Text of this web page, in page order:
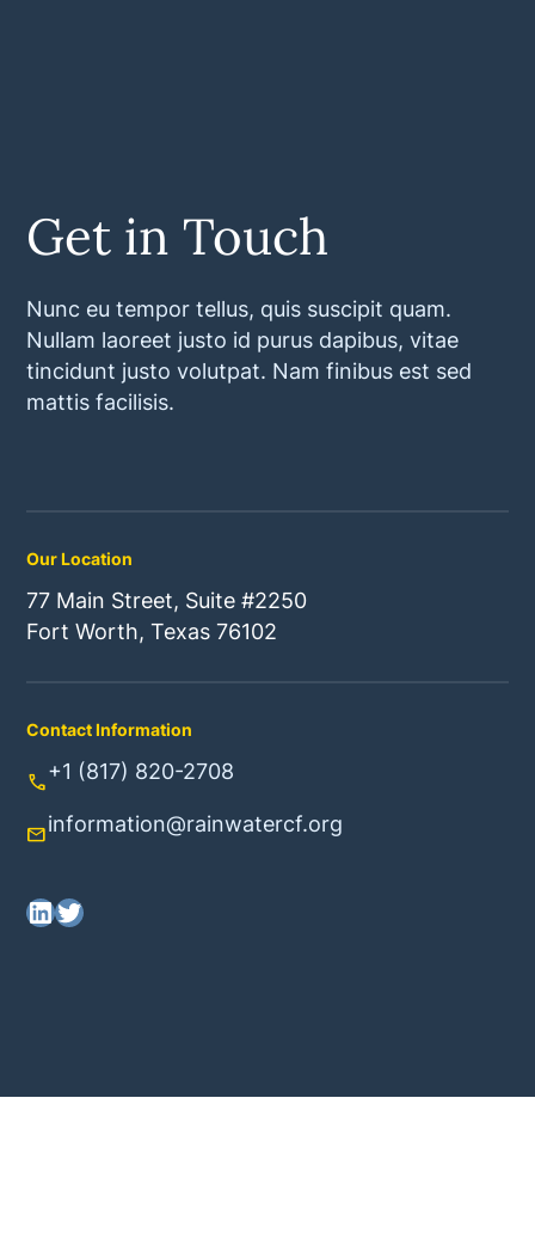
Get in Touch
Nunc eu tempor tellus, quis suscipit quam.
Nullam laoreet justo id purus dapibus, vitae
tincidunt justo volutpat. Nam finibus est sed
mattis facilisis.
Our Location
77 Main Street, Suite #2250
Fort Worth, Texas 76102
Contact Information
call+1 (817) 820-2708
mailinformation@rainwatercf.org
LinkedIn Twitter